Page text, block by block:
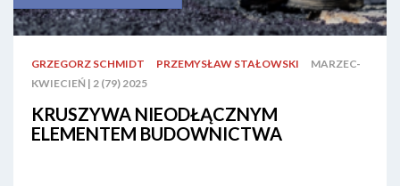
GRZEGORZ SCHMIDT PRZEMYSŁAW STAŁOWSKI
MARZEC-
KWIECIEŃ | 2 (79) 2025
KRUSZYWA NIEODŁĄCZNYM
ELEMENTEM BUDOWNICTWA